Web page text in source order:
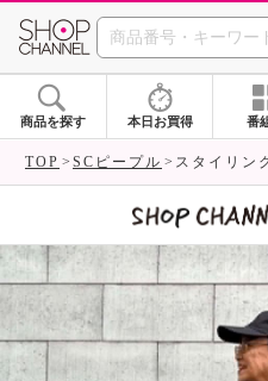
商品を探す 本日お買得 番
TOP SCピープル スタイリン